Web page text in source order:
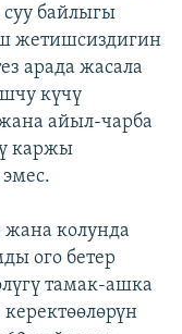
байлыгы
жетишсиздигин
арада жасала
күчү
айыл-чарба
каржы
жана колунда
ого бетер
тамак-ашка